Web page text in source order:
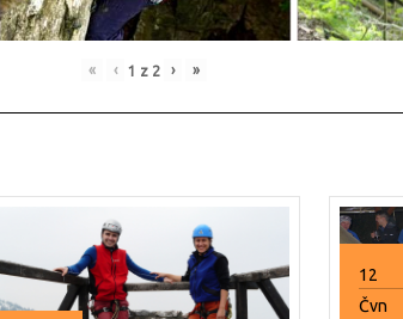
« ‹ 1 z 2 › »
12
Čvn